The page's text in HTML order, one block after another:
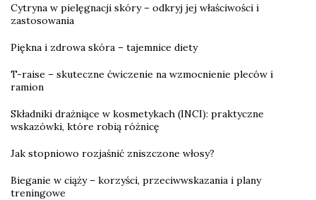
Cytryna w pielęgnacji skóry – odkryj jej właściwości i
zastosowania
Piękna i zdrowa skóra – tajemnice diety
T-raise – skuteczne ćwiczenie na wzmocnienie pleców i
ramion
Składniki drażniące w kosmetykach (INCI): praktyczne
wskazówki, które robią różnicę
Jak stopniowo rozjaśnić zniszczone włosy?
Bieganie w ciąży – korzyści, przeciwwskazania i plany
treningowe